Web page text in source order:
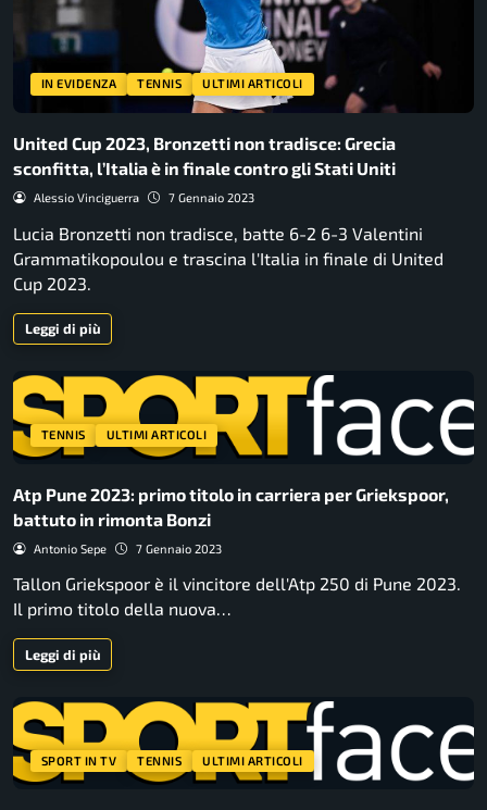
IN EVIDENZA TENNIS ULTIMI ARTICOLI
United Cup 2023, Bronzetti non tradisce: Grecia
sconfitta, l’Italia è in finale contro gli Stati Uniti
Alessio Vinciguerra 7 Gennaio 2023
Lucia Bronzetti non tradisce, batte 6-2 6-3 Valentini
Grammatikopoulou e trascina l'Italia in finale di United
Cup 2023.
Leggi di più
TENNIS ULTIMI ARTICOLI
Atp Pune 2023: primo titolo in carriera per Griekspoor,
battuto in rimonta Bonzi
Antonio Sepe 7 Gennaio 2023
Tallon Griekspoor è il vincitore dell'Atp 250 di Pune 2023.
Il primo titolo della nuova…
Leggi di più
SPORT IN TV TENNIS ULTIMI ARTICOLI